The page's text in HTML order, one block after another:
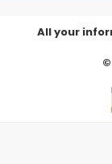
All your